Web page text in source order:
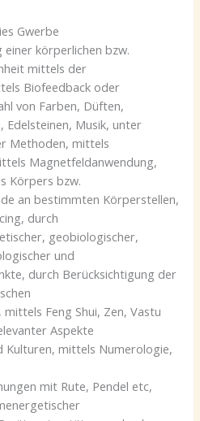
Gwerbe
einer körperlichen bzw.
mittels der
Biofeedback oder
von Farben, Düften,
Edelsteinen, Musik, unter
Methoden, mittels
Magnetfeldanwendung,
Körpers bzw.
an bestimmten Körperstellen,
durch
geobiologischer,
und
durch Berücksichtigung der
Feng Shui, Zen, Vastu
Aspekte
Kulturen, mittels Numerologie,
mit Rute, Pendel etc,